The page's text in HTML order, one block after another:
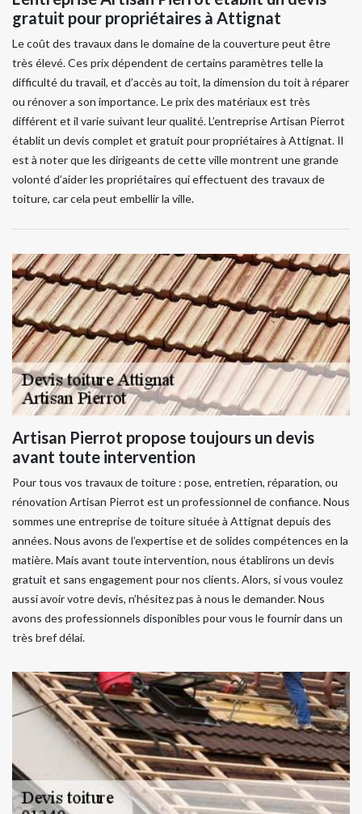
gratuit pour propriétaires à Attignat
Le coût des travaux dans le domaine de la couverture peut être
très élevé. Ces prix dépendent de certains paramètres telle la
difficulté du travail, et d’accès au toit, la dimension du toit à réparer
ou rénover a son importance. Le prix des matériaux est très
différent et il varie suivant leur qualité. L’entreprise Artisan Pierrot
établit un devis complet et gratuit pour propriétaires à Attignat. Il
est à noter que les dirigeants de cette ville montrent une grande
volonté d’aider les propriétaires qui effectuent des travaux de
toiture, car cela peut embellir la ville.
Artisan Pierrot propose toujours un devis
avant toute intervention
Pour tous vos travaux de toiture : pose, entretien, réparation, ou
rénovation Artisan Pierrot est un professionnel de confiance. Nous
sommes une entreprise de toiture située à Attignat depuis des
années. Nous avons de l’expertise et de solides compétences en la
matière. Mais avant toute intervention, nous établirons un devis
gratuit et sans engagement pour nos clients. Alors, si vous voulez
aussi avoir votre devis, n’hésitez pas à nous le demander. Nous
avons des professionnels disponibles pour vous le fournir dans un
très bref délai.